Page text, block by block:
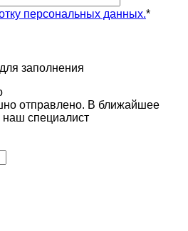
персональных данных.*
заполнения
отправлено. В ближайшее
специалист